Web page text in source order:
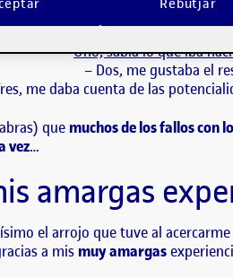
fin he hecho un trabajo que se ha
–Uno, sabía lo que iba
– Dos, me gustaba el
me daba cuenta de las
que muchos de los fallos con
vez…
amargas
el arrojo que tuve al
a mis muy amargas